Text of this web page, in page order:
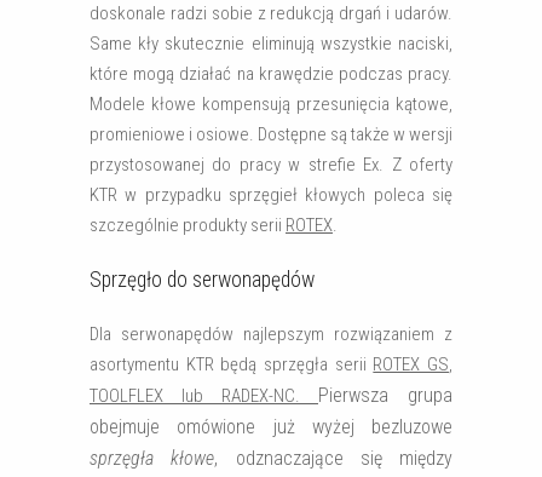
doskonale radzi sobie z redukcją drgań i udarów.
Same kły skutecznie eliminują wszystkie naciski,
które mogą działać na krawędzie podczas pracy.
Modele kłowe kompensują przesunięcia kątowe,
promieniowe i osiowe. Dostępne są także w wersji
przystosowanej do pracy w strefie Ex. Z oferty
KTR w przypadku sprzęgieł kłowych poleca się
szczególnie produkty serii ROTEX.
Sprzęgło do serwonapędów
Dla serwonapędów najlepszym rozwiązaniem z
asortymentu KTR będą sprzęgła serii ROTEX GS,
TOOLFLEX lub RADEX-NC. Pierwsza grupa
obejmuje omówione już wyżej bezluzowe
sprzęgła kłowe, odznaczające się między